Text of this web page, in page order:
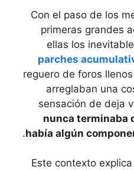
Con el paso de los
primeras grandes
ellas los
parches
reguero de foros
arreglaban una
sensación de deja
nunca terminaba
había algún
.
Este contexto